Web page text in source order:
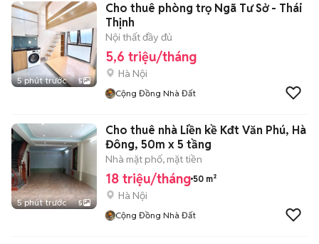
5 phút trước 5
Cho thuê phòng trọ Ngã Tư Sở - Thái
Thịnh
Nội thất đầy đủ
5,6 triệu/tháng
Hà Nội
Cộng Đồng Nhà Đất
5 phút trước 5
Cho thuê nhà Liền kề Kđt Văn Phú, Hà
Đông, 50m x 5 tầng
Nhà mặt phố, mặt tiền
18 triệu/tháng 50 m²
Hà Nội
Cộng Đồng Nhà Đất